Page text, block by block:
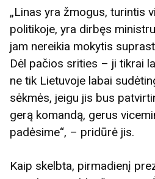
„Linas yra žmogus, turintis
politikoje, yra dirbęs
jam nereikia mokytis
Dėl pačios srities – ji tikrai
ne tik Lietuvoje labai
sėkmės, jeigu jis bus
gerą komandą, gerus
padėsime“, – pridūrė jis.
Kaip skelbta, pirmadienį